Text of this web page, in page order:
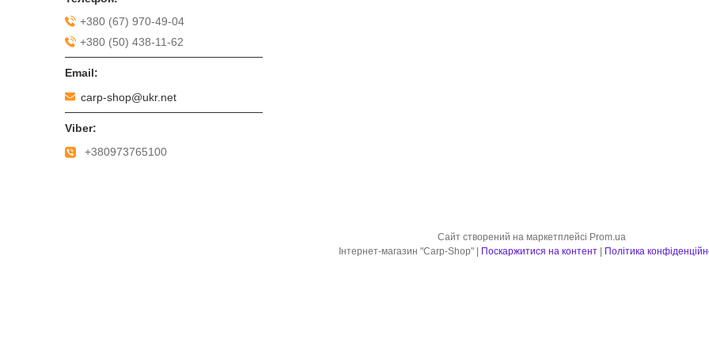
+380 (67) 970-49-04
+380 (50) 438-11-62
carp-shop@ukr.net
+380973765100
Сайт створений на маркетплейсі Prom.ua
Інтернет-магазин "Carp-Shop" | Поскаржитися на контент | Політика